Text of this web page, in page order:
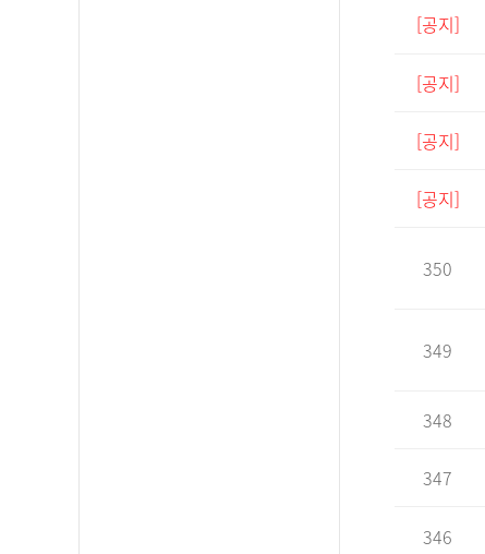
[공지]
[공지]
[공지]
[공지]
350
349
348
347
346